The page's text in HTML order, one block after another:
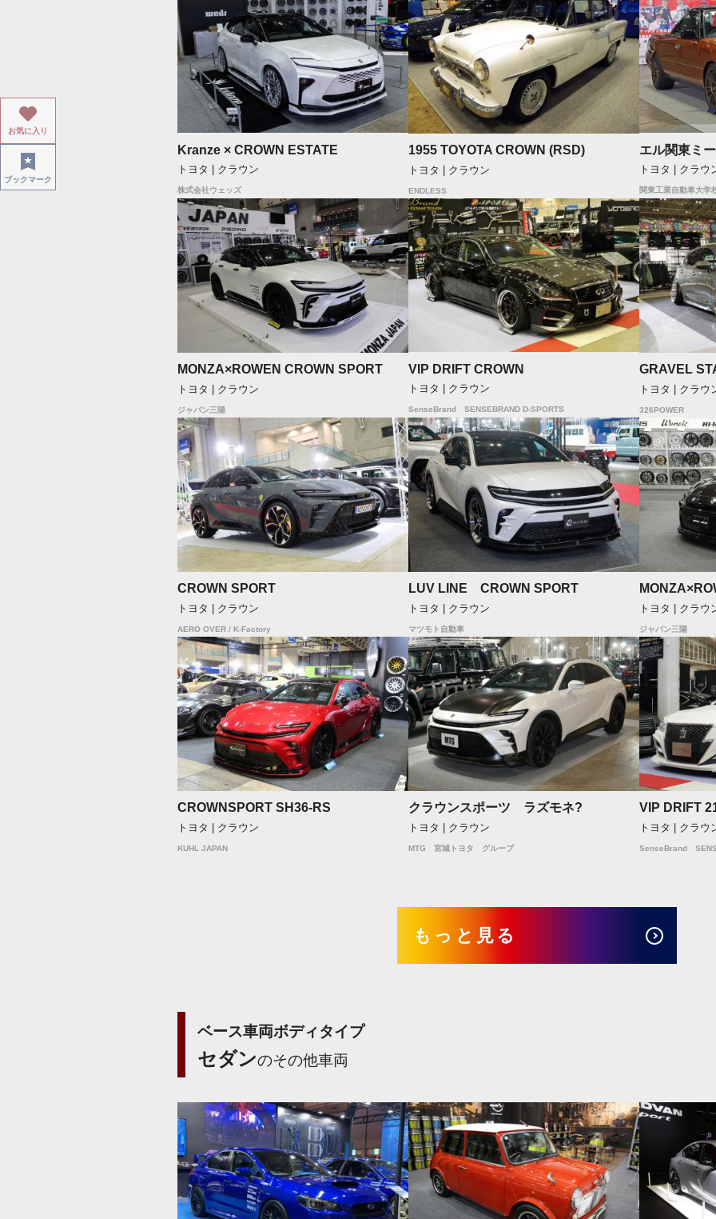
Kranze × CROWN ESTATE
トヨタ | クラウン
株式会社ウェッズ
1955 TOYOTA CROWN (RSD)
トヨタ | クラウン
ENDLESS
エル関東ミ
トヨタ | クラウ
関東工業自動車大学
MONZA×ROWEN CROWN SPORT
トヨタ | クラウン
ジャパン三陽
VIP DRIFT CROWN
トヨタ | クラウン
SenseBrand SENSEBRAND D-SPORTS
GRAVEL
トヨタ | クラウ
326POWER
CROWN SPORT
トヨタ | クラウン
AERO OVER / K-Factory
LUV LINE CROWN SPORT
トヨタ | クラウン
マツモト自動車
トヨタ | クラウ
ジャパン三陽
CROWNSPORT SH36-RS
トヨタ | クラウン
KUHL JAPAN
クラウンスポーツ ラズモネ?
トヨタ | クラウン
MTG 宮城トヨタ グループ
VIP DRIFT
トヨタ | クラウ
SenseBrand
もっと見る
ベース車両ボディタイプ
セダンのその他車両
お気に入り
ブックマーク